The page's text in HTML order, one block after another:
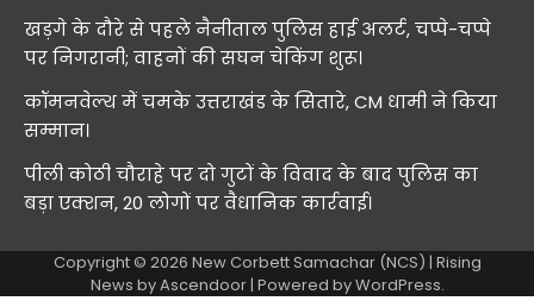
खड़गे के दौरे से पहले नैनीताल पुलिस हाई अलर्ट, चप्पे-चप्पे
पर निगरानी; वाहनों की सघन चेकिंग शुरू।
कॉमनवेल्थ में चमके उत्तराखंड के सितारे, CM धामी ने किया
सम्मान।
पीली कोठी चौराहे पर दो गुटों के विवाद के बाद पुलिस का
बड़ा एक्शन, 20 लोगों पर वैधानिक कार्रवाई।
Copyright © 2026 New Corbett Samachar (NCS) | Rising
News byAscendoor| Powered byWordPress.